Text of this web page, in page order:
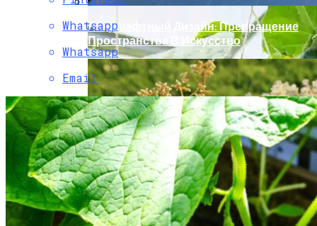
Ландшафтный Дизайн: Превращение
Пространства В Искусство
Whatsapp
Whatsapp
Email